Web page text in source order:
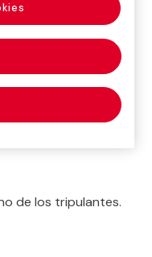
que constará el
de los tripulantes.